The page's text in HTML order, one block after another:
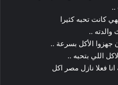
..
كانت تحبه كثيرا
والدته ..
جهزوا الأكل بسرعة ..
اللي بتحبه ..
فعلا نازل مصر اكل